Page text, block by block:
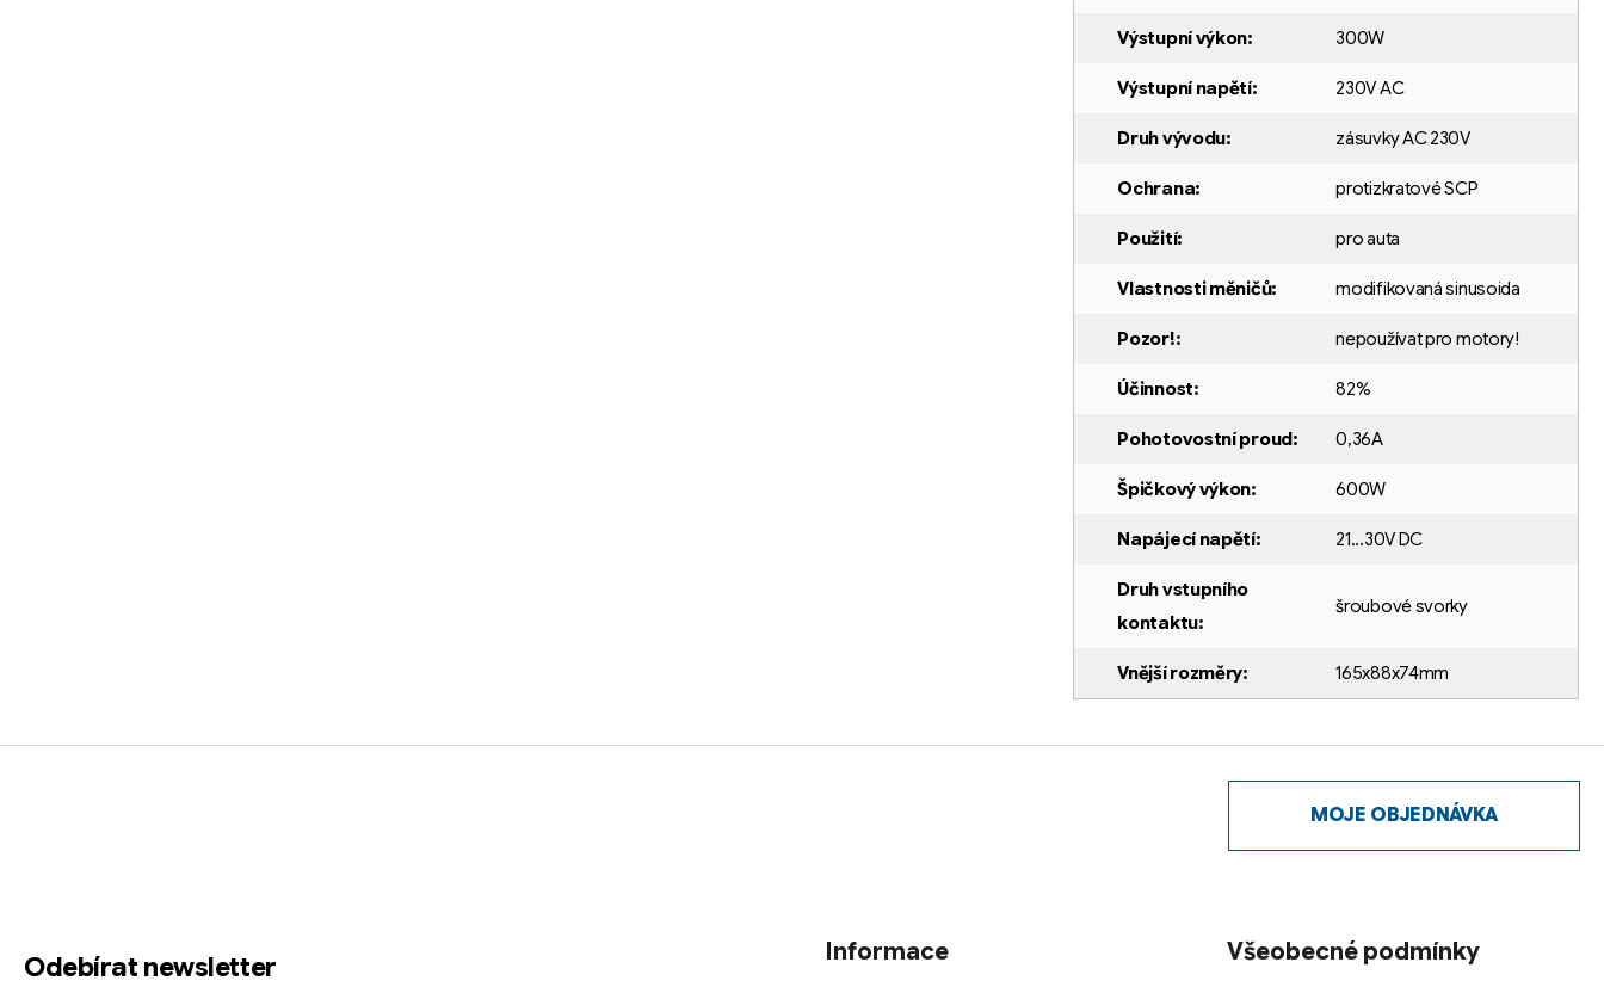
Výstupní výkon: 300W
Výstupní napětí: 230V AC
Druh vývodu: zásuvky AC 230V
Ochrana: protizkratové SCP
Použití: pro auta
Vlastnosti měničů: modifikovaná sinusoida
Pozor!: nepoužívat pro motory!
Účinnost: 82%
Pohotovostní proud: 0,36A
Špičkový výkon: 600W
Napájecí napětí: 21...30V DC
Druh vstupního
kontaktu:
šroubové svorky
Vnější rozměry: 165x88x74mm
Odebírat newsletter Informace Všeobecné podmínky
MOJE OBJEDNÁVKA